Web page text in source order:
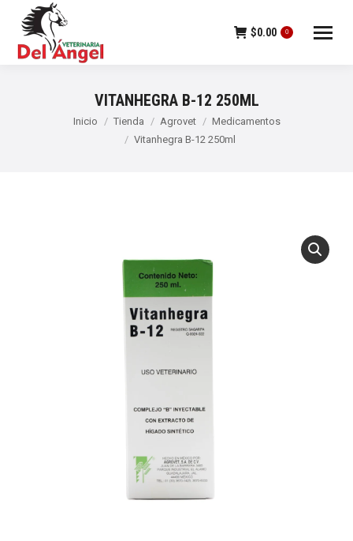
$0.00 0
VITANHEGRA B-12 250ML
Inicio Tienda Agrovet
Medicamentos
Vitanhegra B-12 250ml